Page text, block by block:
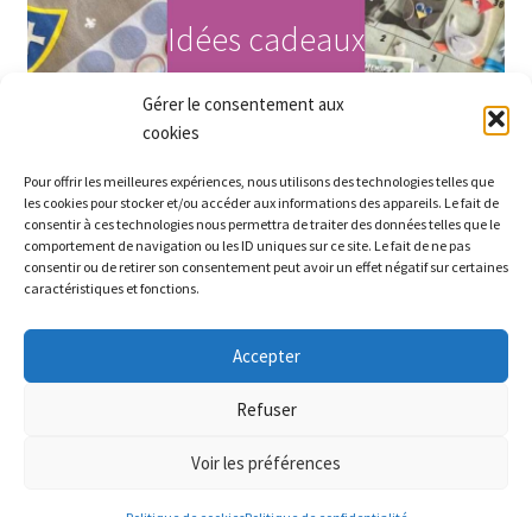
Gérer le consentement aux
cookies
Pour offrir les meilleures expériences, nous utilisons des technologies telles que
les cookies pour stocker et/ou accéder aux informations des appareils. Le fait de
consentir à ces technologies nous permettra de traiter des données telles que le
comportement de navigation ou les ID uniques sur ce site. Le fait de ne pas
consentir ou de retirer son consentement peut avoir un effet négatif sur certaines
caractéristiques et fonctions.
Accepter
Refuser
Voir les préférences
Partez à la recherche des petits prix sur le site ! Bel été
Idées cadeaux
Acheter maintenant